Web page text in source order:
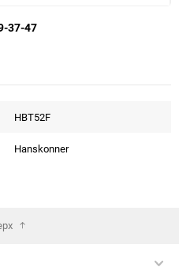
37-47
HBT52F
Hanskonner